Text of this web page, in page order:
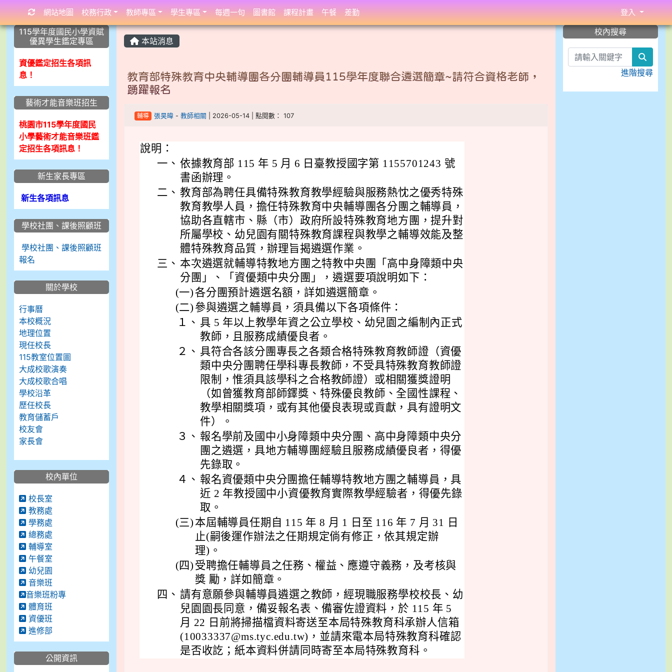
:::
本站消息
教育部特殊教育中央輔導團各分團輔導員115學年度聯合遴選簡章~請符合資格老師，
踴躍報名
輔導 張昊暐- 教師相關 | 2026-05-14 | 點閱數： 107
說明：
一、 依據教育部 115 年 5 月 6 日臺教授國字第 1155701243 號
書函辦理。
二、 教育部為聘任具備特殊教育教學經驗與服務熱忱之優秀特殊
教育教學人員，擔任特殊教育中央輔導團各分團之輔導員，
協助各直轄市、縣（市）政府所設特殊教育地方團，提升對
所屬學校、幼兒園有關特殊教育課程與教學之輔導效能及整
體特殊教育品質，辦理旨揭遴選作業。
三、 本次遴選就輔導特教地方團之特教中央團「高中身障類中央
分團」、「資優類中央分團」，遴選要項說明如下：
(一)各分團預計遴選名額，詳如遴選簡章。
(二) 參與遴選之輔導員，須具備以下各項條件：
１、 具 5 年以上教學年資之公立學校、幼兒園之編制內正式
教師，且服務成績優良者。
２、 具符合各該分團專長之各類合格特殊教育教師證（資優
類中央分團聘任學科專長教師，不受具特殊教育教師證
限制，惟須具該學科之合格教師證）或相關獲獎證明
（如曾獲教育部師鐸獎、特殊優良教師、全國性課程、
教學相關獎項，或有其他優良表現或貢獻，具有證明文
件）。
３、 報名學前及國中小身障類中央分團、高中身障類中央分
團之遴選，具地方輔導團經驗且服務成績優良者，得優
先錄取。
４、 報名資優類中央分團擔任輔導特教地方團之輔導員，具
近 2 年教授國中小資優教育實際教學經驗者，得優先錄
取。
(三) 本屆輔導員任期自 115 年 8 月 1 日至 116 年 7 月 31 日
止(嗣後運作辦法之任期規定倘有修正，依其規定辦
理)。
(四) 受聘擔任輔導員之任務、權益、應遵守義務，及考核與
獎 勵，詳如簡章。
四、 請有意願參與輔導員遴選之教師，經現職服務學校校長、幼
兒園園長同意，備妥報名表、備審佐證資料，於 115 年 5
月 22 日前將掃描檔資料寄送至本局特殊教育科承辦人信箱
(10033337@ms.tyc.edu.tw)，並請來電本局特殊教育科確認
是否收訖；紙本資料併請同時寄至本局特殊教育科。
:::115學年度國民小學資賦
優異學生鑑定專區
資優鑑定招生各項訊
息！
藝術才能音樂班招生
桃園市115學年度國民
小學藝術才能音樂班鑑
定招生各項訊息！
新生家長專區
新生各項訊息
學校社團、課後照顧班
學校社團、課後照顧班
報名
關於學校
行事曆
本校概況
地理位置
現任校長
115教室位置圖
大成校歌演奏
大成校歌合唱
學校沿革
歷任校長
教育儲蓄戶
校友會
家長會
校內單位
校長室
教務處
學務處
總務處
輔導室
午餐室
幼兒園
音樂班
音樂班粉專
體育班
資優班
進修部
公開資訊
::: 校內搜尋
進階搜尋
::: 網站地圖 校務行政 教師專區 學生專區 每週一句 圖書館 課程計畫 午餐 差勤 登入